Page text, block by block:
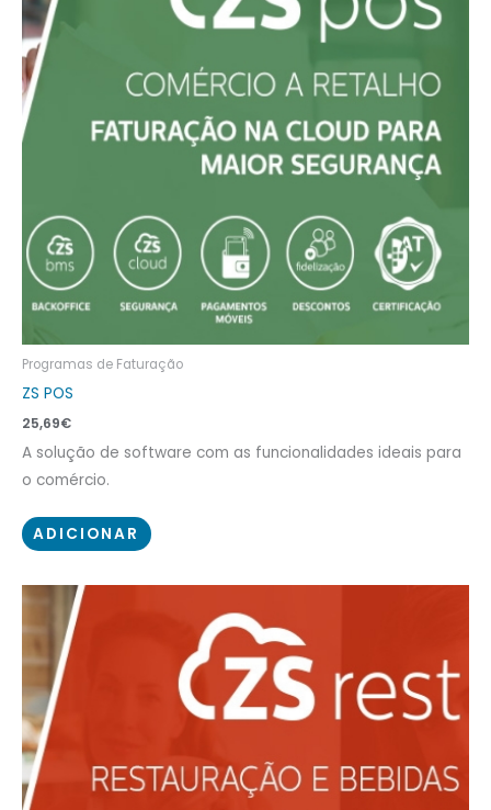
Programas de Faturação
ZS POS
25,69€
A solução de software com as funcionalidades ideais para
o comércio.
ADICIONAR